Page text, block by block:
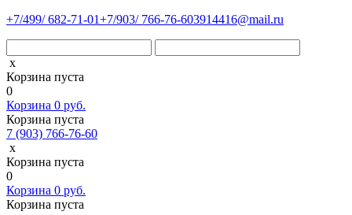
+7/499/682-71-01+7/903/766-76-603914416@mail.ru
x
Корзина пуста
0
Корзина 0 руб.
Корзина пуста
7 (903) 766-76-60
x
Корзина пуста
0
Корзина 0 руб.
Корзина пуста